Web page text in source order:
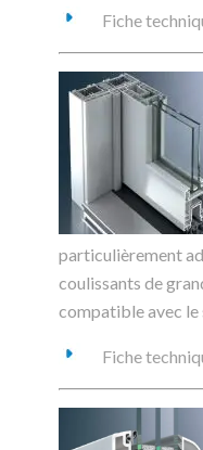
Fiche
particulièrement
coulissants de
compatible avec le
Fiche